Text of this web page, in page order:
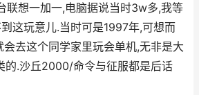
联想一加一,电脑据说当时3w多,我等
这玩意儿.当时可是1997年,可想而
去这个同学家里玩会单机,无非是大
的.沙丘2000/命令与征服都是后话